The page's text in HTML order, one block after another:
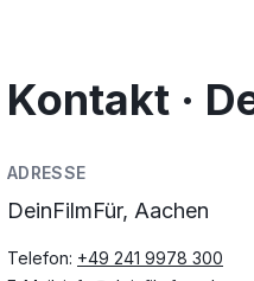
Kontakt ·
ADRESSE
DeinFilmFür, Aachen
Telefon: +49 241 9978 300